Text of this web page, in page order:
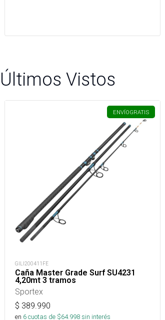
Últimos Vistos
ENVÍOGRATIS
GILI200411FE
Caña Master Grade Surf SU4231
4,20mt 3 tramos
Sportex
$ 389.990
en 6cuotas de $64.998sin interés